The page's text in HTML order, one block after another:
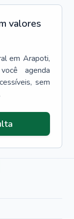
valores
em Arapoti,
agenda
sem